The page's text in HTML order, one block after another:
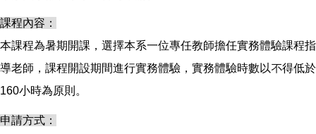
課程內容：
本課程為暑期開課，選擇本系一位專任教師擔任實務體驗課程指
導老師，課程開設期間進行實務體驗，實務體驗時數以不得低於
160小時為原則。
申請方式：